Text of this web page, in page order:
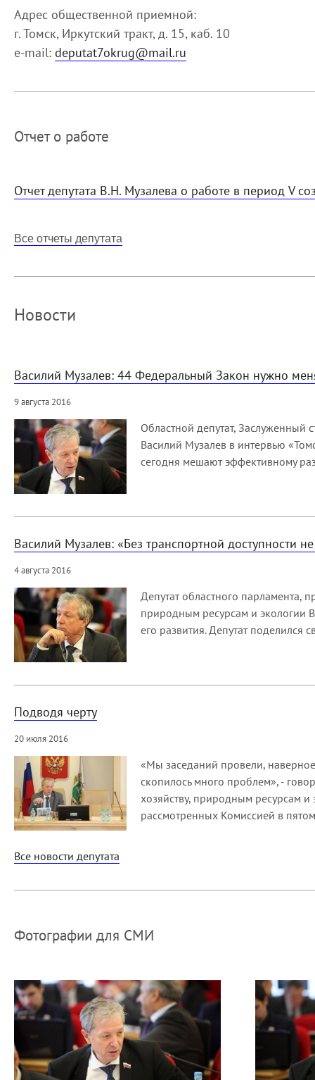
Адрес общественной приемной:
г. Томск, Иркутский тракт, д. 15, каб. 10
e-mail: deputat7okrug@mail.ru
Отчет о работе
Отчет депутата В.Н. Музалева о работе в период V
Все отчеты депутата
Новости
Василий Музалев: 44 Федеральный Закон нужно
9 августа 2016
Областной депутат, Заслуженный
Василий Музалев в интервью
сегодня мешают эффективному
Василий Музалев: «Без транспортной доступности
4 августа 2016
Депутат областного парламента,
природным ресурсам и экологии
его развития. Депутат
Подводя черту
20 июля 2016
«Мы заседаний провели,
скопилось много проблем», -
хозяйству, природным ресурсам
рассмотренных Комиссией в
Все новости депутата
Фотографии для СМИ